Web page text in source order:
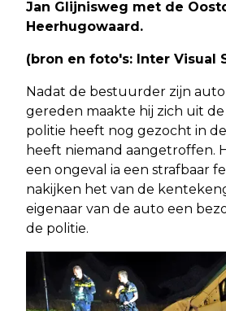
Jan Glijnisweg met de
Heerhugowaard.
(bron en foto's: Inter Visual
Nadat de bestuurder zijn auto
gereden maakte hij zich uit
politie heeft nog gezocht in
heeft niemand aangetroffen.
een ongeval ia een strafbaar
nakijken het van de
eigenaar van de auto een
de politie.